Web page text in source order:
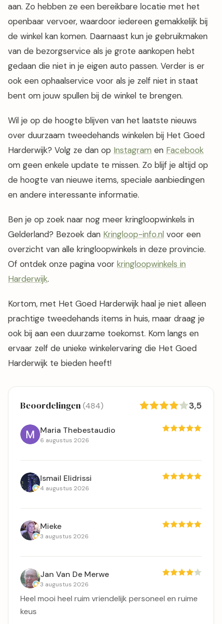
aan. Zo hebben ze een bereikbare locatie met het
openbaar vervoer, waardoor iedereen gemakkelijk bij
de winkel kan komen. Daarnaast kun je gebruikmaken
van de bezorgservice als je grote aankopen hebt
gedaan die niet in je eigen auto passen. Verder is er
ook een ophaalservice voor als je zelf niet in staat
bent om jouw spullen bij de winkel te brengen.
Wil je op de hoogte blijven van het laatste nieuws
over duurzaam tweedehands winkelen bij Het Goed
Harderwijk? Volg ze dan op Instagram en Facebook
om geen enkele update te missen. Zo blijf je altijd op
de hoogte van nieuwe items, speciale aanbiedingen
en andere interessante informatie.
Ben je op zoek naar nog meer kringloopwinkels in
Gelderland? Bezoek dan Kringloop-info.nl voor een
overzicht van alle kringloopwinkels in deze provincie.
Of ontdek onze pagina voor kringloopwinkels in
Harderwijk.
Kortom, met Het Goed Harderwijk haal je niet alleen
prachtige tweedehands items in huis, maar draag je
ook bij aan een duurzame toekomst. Kom langs en
ervaar zelf de unieke winkelervaring die Het Goed
Harderwijk te bieden heeft!
Beoordelingen(484) 3,5
Maria Thebestaudio
6 augustus 2026
Ismail Elidrissi
4 augustus 2026
Mieke
3 augustus 2026
Jan Van De Merwe
3 augustus 2026
Heel mooi heel ruim vriendelijk personeel en ruime
keus